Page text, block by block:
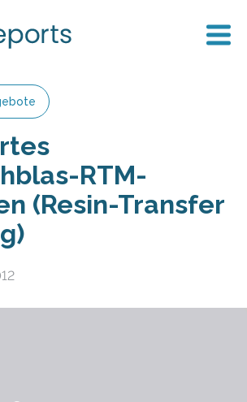
RTM-
(Resin-Transfer